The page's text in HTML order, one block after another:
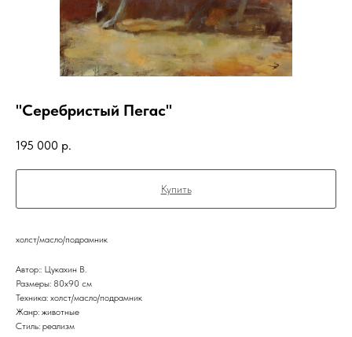
"Серебристый Пегас"
195 000 р.
Купить
холст/масло/подрамник
Автор:: Цукахин В.
Размеры: 80х90 см
Техника: холст/масло/подрамник
Жанр: животные
Стиль: реализм